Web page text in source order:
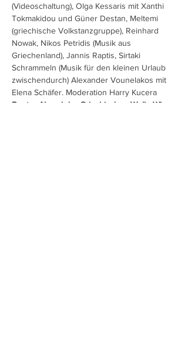
(Videoschaltung), Olga Kessaris mit Xanthi
Tokmakidou und Güner Destan, Meltemi
(griechische Volkstanzgruppe), Reinhard
Nowak, Nikos Petridis (Musik aus
Griechenland), Jannis Raptis, Sirtaki
Schrammeln (Musik für den kleinen Urlaub
zwischendurch) Alexander Vounelakos mit
Elena Schäfer. Moderation Harry Kucera
Bunter Abend der Griechischen Welle Wien